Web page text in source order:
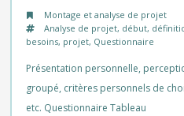
Montage et analyse de projet
Analyse de projet, début,
besoins, projet, Questionnaire
Présentation personnelle,
groupé, critères personnels de
etc. Questionnaire Tableau